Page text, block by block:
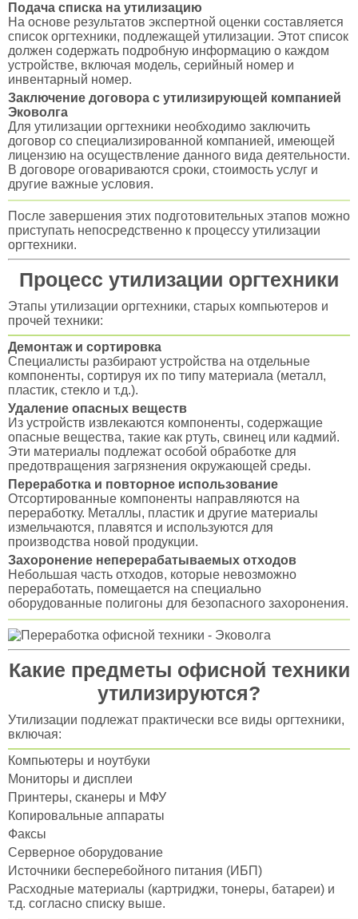
Подача списка на утилизацию
На основе результатов экспертной оценки составляется
список оргтехники, подлежащей утилизации. Этот список
должен содержать подробную информацию о каждом
устройстве, включая модель, серийный номер и
инвентарный номер.
Заключение договора с утилизирующей компанией
Эковолга
Для утилизации оргтехники необходимо заключить
договор со специализированной компанией, имеющей
лицензию на осуществление данного вида деятельности.
В договоре оговариваются сроки, стоимость услуг и
другие важные условия.
После завершения этих подготовительных этапов можно
приступать непосредственно к процессу утилизации
оргтехники.
Процесс утилизации оргтехники
Этапы утилизации оргтехники, старых компьютеров и
прочей техники:
Демонтаж и сортировка
Специалисты разбирают устройства на отдельные
компоненты, сортируя их по типу материала (металл,
пластик, стекло и т.д.).
Удаление опасных веществ
Из устройств извлекаются компоненты, содержащие
опасные вещества, такие как ртуть, свинец или кадмий.
Эти материалы подлежат особой обработке для
предотвращения загрязнения окружающей среды.
Переработка и повторное использование
Отсортированные компоненты направляются на
переработку. Металлы, пластик и другие материалы
измельчаются, плавятся и используются для
производства новой продукции.
Захоронение неперерабатываемых отходов
Небольшая часть отходов, которые невозможно
переработать, помещается на специально
оборудованные полигоны для безопасного захоронения.
Какие предметы офисной техники
утилизируются?
Утилизации подлежат практически все виды оргтехники,
включая:
Компьютеры и ноутбуки
Мониторы и дисплеи
Принтеры, сканеры и МФУ
Копировальные аппараты
Факсы
Серверное оборудование
Источники бесперебойного питания (ИБП)
Расходные материалы (картриджи, тонеры, батареи) и
т.д. согласно списку выше.